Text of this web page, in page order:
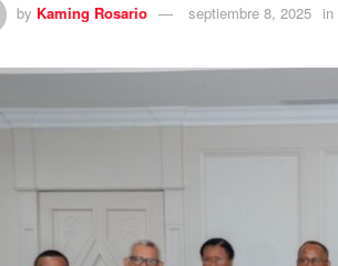
by Kaming Rosario septiembre 8, 2025 in